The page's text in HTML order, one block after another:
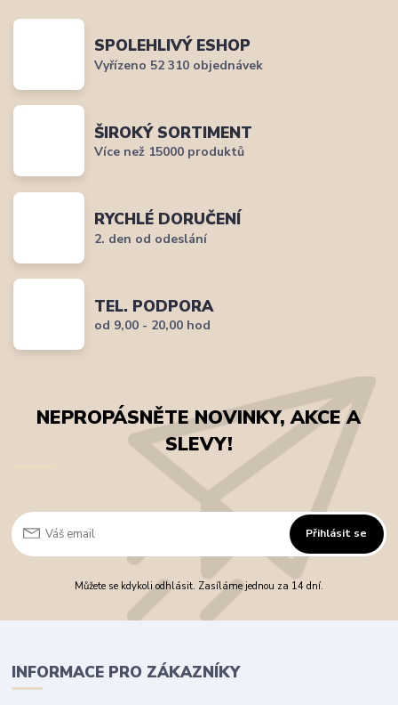
SPOLEHLIVÝ ESHOP
Vyřízeno 52 310 objednávek
ŠIROKÝ SORTIMENT
Více než 15000 produktů
RYCHLÉ DORUČENÍ
2. den od odeslání
TEL. PODPORA
od 9,00 - 20,00 hod
NEPROPÁSNĚTE NOVINKY, AKCE A
SLEVY!
Přihlásit se
Můžete se kdykoli odhlásit. Zasíláme jednou za 14 dní.
INFORMACE PRO ZÁKAZNÍKY